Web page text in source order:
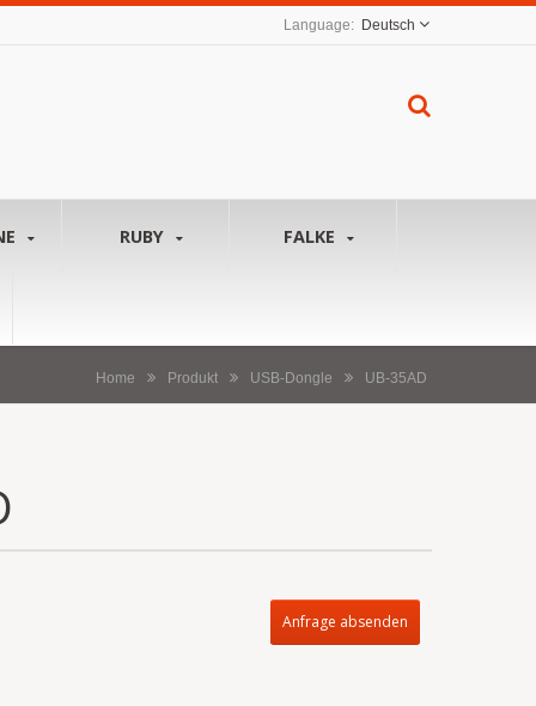
Deutsch
RUBY FALKE
Home Produkt USB-Dongle UB-35AD
Anfrage absenden